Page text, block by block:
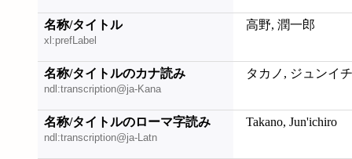
名称/タイトル
xl:prefLabel
高野, 潤一郎
名称/タイトルのカナ読み
ndl:transcription@ja-Kana
タカノ, ジュンイ
名称/タイトルのローマ字読み
ndl:transcription@ja-Latn
Takano, Jun'ichiro